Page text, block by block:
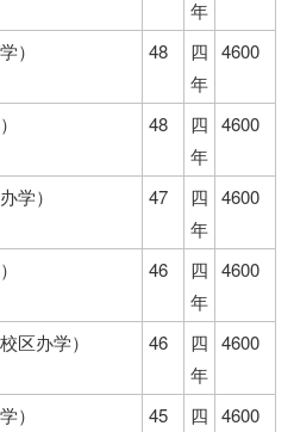
年
） 48
四
年
4600
48
四
年
4600
学） 47
四
年
4600
46
四
年
4600
区办学） 46
四
年
4600
） 45
四 4600